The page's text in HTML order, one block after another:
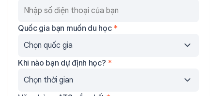
Quốc gia bạn muốn du học *
Khi nào bạn dự định học? *